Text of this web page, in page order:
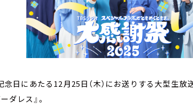
日にあたる12月25日（木）にお送りする大型生放送
ダレス』。